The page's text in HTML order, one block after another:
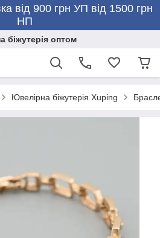
від 900 грн УП від 1500 грн
НП
оптом
Ювелірна біжутерія Xuping